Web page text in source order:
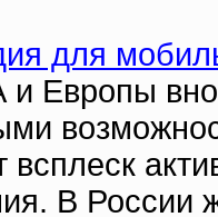
для
Европы
всплеск
В России